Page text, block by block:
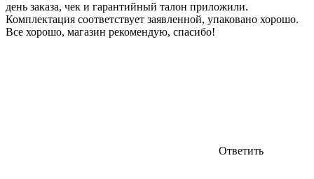
день заказа, чек и гарантийный талон приложили.
Комплектация соответствует заявленной, упаковано хорошо.
Все хорошо, магазин рекомендую, спасибо!
Ответить